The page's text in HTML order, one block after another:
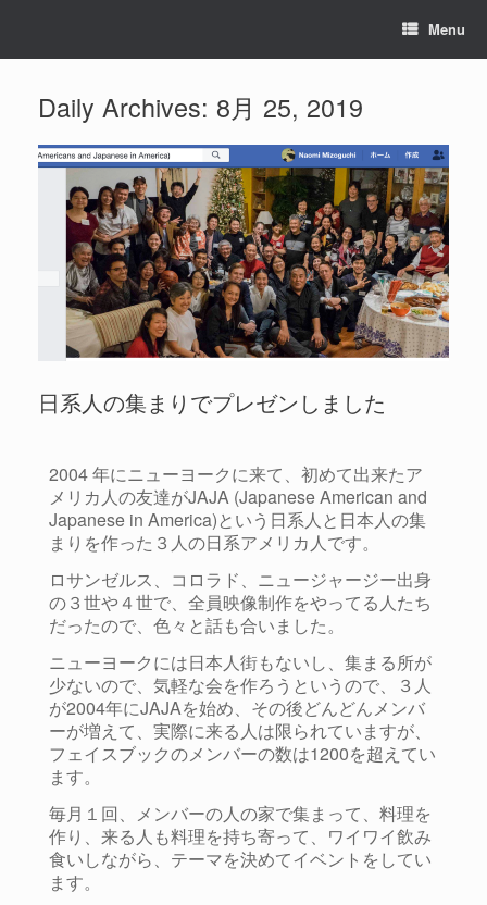
Menu
Daily Archives: 8月 25, 2019
日系人の集まりでプレゼンしました
2004 年にニューヨークに来て、初めて出来たア
メリカ人の友達がJAJA (Japanese American and
Japanese in America)という日系人と日本人の集
まりを作った３人の日系アメリカ人です。
ロサンゼルス、コロラド、ニュージャージー出身
の３世や４世で、全員映像制作をやってる人たち
だったので、色々と話も合いました。
ニューヨークには日本人街もないし、集まる所が
少ないので、気軽な会を作ろうというので、３人
が2004年にJAJAを始め、その後どんどんメンバ
ーが増えて、実際に来る人は限られていますが、
フェイスブックのメンバーの数は1200を超えてい
ます。
毎月１回、メンバーの人の家で集まって、料理を
作り、来る人も料理を持ち寄って、ワイワイ飲み
食いしながら、テーマを決めてイベントをしてい
ます。